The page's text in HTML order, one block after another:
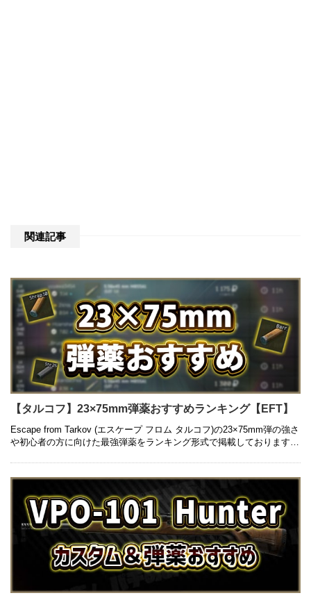
関連記事
【タルコフ】23×75mm弾薬おすすめランキング【EFT】
Escape from Tarkov (エスケープ フロム タルコフ)の23×75mm弾の強さ
や初心者の方に向けた最強弾薬をランキング形式で掲載しております。